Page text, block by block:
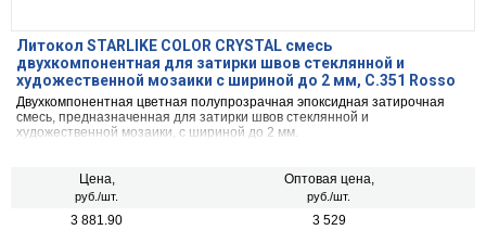
Литокол STARLIKE COLOR CRYSTAL смесь
двухкомпонентная для затирки швов стеклянной и
художественной мозаики с шириной до 2 мм, C.351 Rosso
Pompei, 2кг
Двухкомпонентная цветная полупрозрачная эпоксидная затирочная
смесь, предназначенная для затирки швов стеклянной и
художественной мозаики, с шириной до 2 мм.
Цена,
руб./шт.
Оптовая цена,
руб./шт.
3 881.90 3 529